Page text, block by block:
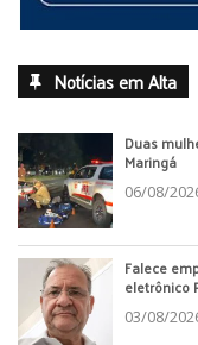
Notícias em Alta
Duas
Maringá
06/08/
Falece
eletrônico
03/08/